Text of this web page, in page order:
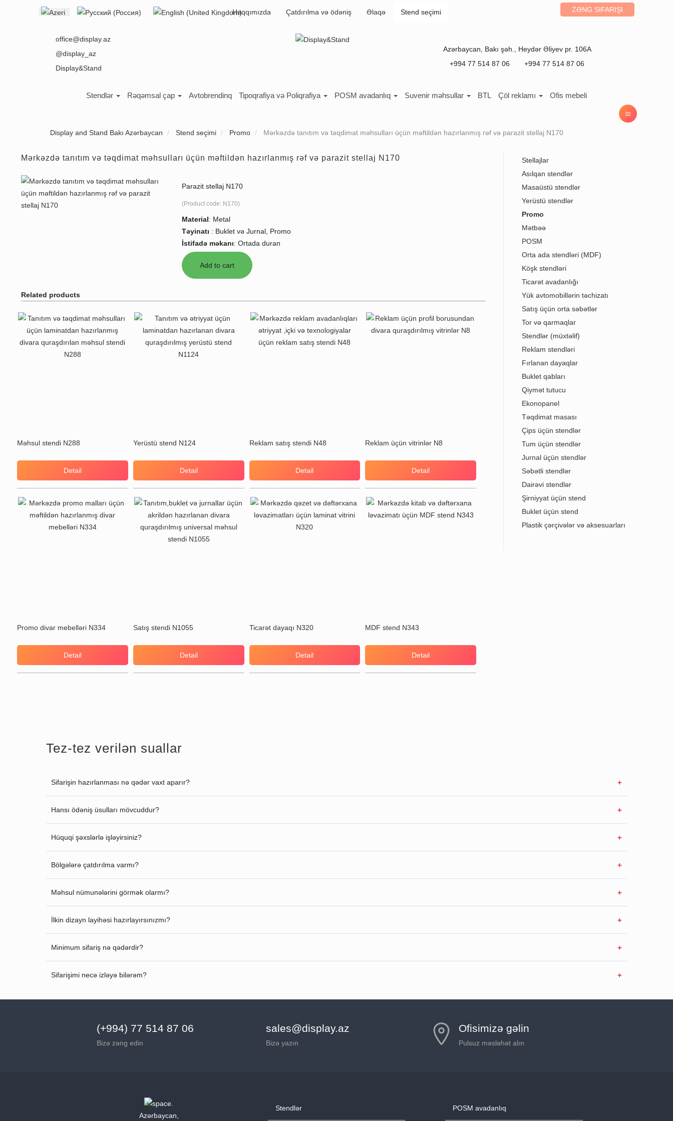
Haqqımızda Çatdırılma və ödəniş Əlaqə Stend seçimi
Select your language ZƏNG SIFARIŞI
office@display.az
@display_az
Display&Stand
Azərbaycan Bakı şəh., Heydər Əliyev pr. 106A
+994 77 514 87 06
+994 77 514 87 06
Stendlər Rəqəmsal çap Avtobrendinq Tipoqrafiya və Poliqrafiya POSM avadanlıq Suvenir məhsullar BTL Çöl reklamı Ofis mebeli
Display and Stand Bakı Azərbaycan Stend seçimi Promo Mərkəzdə tanıtım və təqdimat məhsulları üçün məftildən hazırlanmış rəf və parazit stellaj N170
Mərkəzdə tanıtım və təqdimat məhsulları üçün məftildən hazırlanmış rəf və parazit stellaj N170
Parazit stellaj N170
(Product code: N170)
Material: Metal
Təyinatı : Buklet və Jurnal, Promo
İstifadə məkanı: Ortada duran
Related products
Məhsul stendi N288
Detail
Yerüstü stend N124
Detail
Reklam satış stendi N48
Detail
Reklam üçün vitrinlər N8
Detail
Promo divar mebelləri N334
Detail
Satış stendi N1055
Detail
Ticarət dayaqı N320
Detail
MDF stend N343
Detail
Stellajlar
Asılqan stendlər
Masaüstü stendlər
Yerüstü stendlər
Promo
Mətbəə
POSM
Orta ada stendləri (MDF)
Köşk stendləri
Ticarət avadanlığı
Yük avtomobillərin təchizatı
Satış üçün orta səbətlər
Tor və qarmaqlar
Stendlər (müxtəlif)
Reklam stendləri
Fırlanan dayaqlar
Buklet qabları
Qiymət tutucu
Ekonopanel
Təqdimat masası
Çips üçün stendlər
Tum üçün stendlər
Jurnal üçün stendlər
Səbətli stendlər
Dairəvi stendlər
Şirniyyat üçün stend
Buklet üçün stend
Plastik çərçivələr və aksesuarları
Tez-tez verilən suallar
Sifarişin hazırlanması nə qədər vaxt aparır?
Hansı ödəniş üsulları mövcuddur?
Hüquqi şəxslərlə işləyirsiniz?
Bölgələrə çatdırılma varmı?
Məhsul nümunələrini görmək olarmı?
İlkin dizayn layihəsi hazırlayırsınızmı?
Minimum sifariş nə qədərdir?
Sifarişimi necə izləyə bilərəm?
(+994) 77 514 87 06
Bizə zəng edin
sales@display.az
Bizə yazın
Ofisimizə gəlin
Pulsuz məsləhət alın
Azərbaycan,
Stendlər POSM avadanlıq